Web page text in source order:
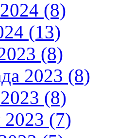
(8)
(13)
(8)
2023 (8)
(8)
2023 (7)